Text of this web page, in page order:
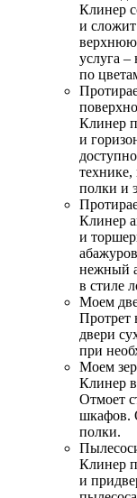
Клинер
и сложит
верхнюю
услуга
по
Клинер
и
технике,
полки и
Клинер
и
нежный
в стиле
Моем
Протрет
двери
при
Моем
Клинер
Отмоет
шкафов.
полки.
Клинер
и